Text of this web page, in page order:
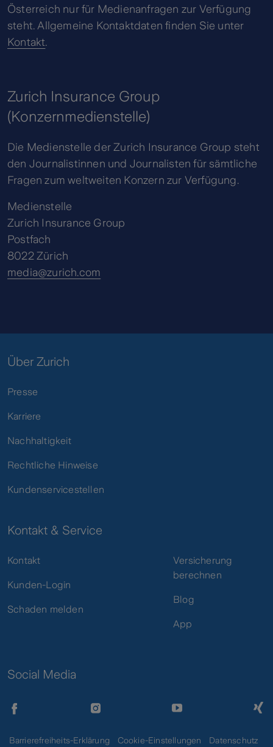
Österreich nur für Medienanfragen zur Verfügung
steht. Allgemeine Kontaktdaten finden Sie unter
Kontakt.
Zurich Insurance Group
(Konzernmedienstelle)
Die Medienstelle der Zurich Insurance Group steht
den Journalistinnen und Journalisten für sämtliche
Fragen zum weltweiten Konzern zur Verfügung.
Medienstelle
Zurich Insurance Group
Postfach
8022 Zürich
media@zurich.com
Über Zurich
Presse
Karriere
Nachhaltigkeit
Rechtliche Hinweise
Kundenservicestellen
Kontakt & Service
Kontakt
Kunden-Login
Schaden melden
Versicherung
berechnen
Blog
App
Social Media
Barrierefreiheits-Erklärung Cookie-Einstellungen Datenschutz